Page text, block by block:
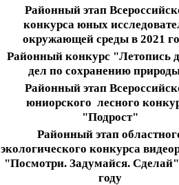
Районный этап
конкурса юных
окружающей среды в 2021
Районный конкурс "Летопись
дел по сохранению
Районный этап
юниорского лесного
"Подрост"
Районный этап
экологического конкурса
"Посмотри. Задумайся.
году